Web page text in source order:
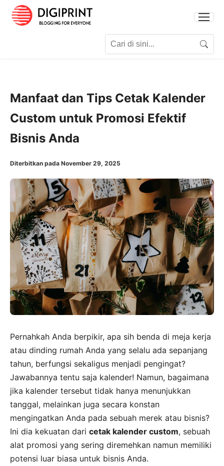
Search
Manfaat dan Tips Cetak Kalender
Custom untuk Promosi Efektif
Bisnis Anda
Diterbitkan pada November 29, 2025
Pernahkah Anda berpikir, apa sih benda di meja kerja
atau dinding rumah Anda yang selalu ada sepanjang
tahun, berfungsi sekaligus menjadi pengingat?
Jawabannya tentu saja kalender! Namun, bagaimana
jika kalender tersebut tidak hanya menunjukkan
tanggal, melainkan juga secara konstan
mengingatkan Anda pada sebuah merek atau bisnis?
Ini dia kekuatan dari cetak kalender custom, sebuah
alat promosi yang sering diremehkan namun memiliki
potensi luar biasa untuk bisnis Anda.